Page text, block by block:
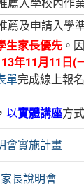
薦入學校內作
薦及申請入學
生家長優先 。
年11月11日(
單完成線上報名
以實體講座方
會實施計畫
長說明會